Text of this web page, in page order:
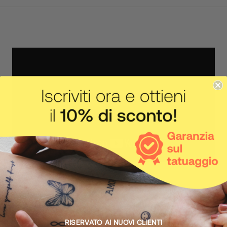
IL CORPO FA IL SUO LAVORO
Come funziona
RISERVATO AI NUOVI CLIENTI